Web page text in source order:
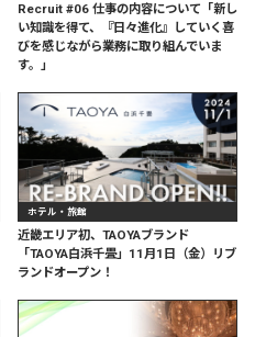
Recruit #06 仕事の内容について「新し
い知識を得て、『日々進化』していく喜
びを感じながら業務に取り組んでいま
す。」
ホテル・旅館
近畿エリア初、TAOYAブランド
「TAOYA白浜千畳」11月1日（金）リブ
ランドオープン！